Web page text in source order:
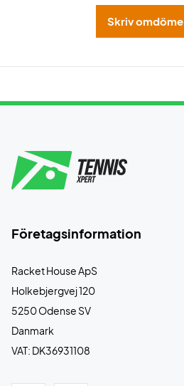
Skriv omdöme
Företagsinformation
Racket House ApS
Holkebjergvej 120
5250 Odense SV
Danmark
VAT: DK36931108